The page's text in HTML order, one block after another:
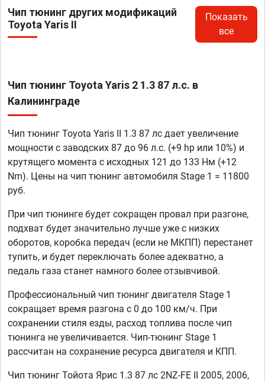
Чип тюнинг других модификаций
Toyota Yaris II
Показать
все
Чип тюнинг Toyota Yaris 2 1.3 87 л.с. в
Калининграде
Чип тюнинг Toyota Yaris II 1.3 87 лс дает увеличение
мощности с заводских 87 до 96 л.с. (+9 hp или 10%) и
крутящего момента с исходных 121 до 133 Нм (+12
Nm). Цены на чип тюнинг автомобиля Stage 1 = 11800
руб.
При чип тюнинге будет сокращен провал при разгоне,
подхват будет значительно лучше уже с низких
оборотов, коробка передач (если не МКПП) перестанет
тупить, и будет переключать более адекватно, а
педаль газа станет намного более отзывчивой.
Профессиональный чип тюнинг двигателя Stage 1
сокращает время разгона с 0 до 100 км/ч. При
сохранении стиля езды, расход топлива после чип
тюнинга не увеличивается. Чип-тюнинг Stage 1
рассчитан на сохранение ресурса двигателя и КПП.
Чип тюнинг Тойота Ярис 1.3 87 лс 2NZ-FE II 2005, 2006,